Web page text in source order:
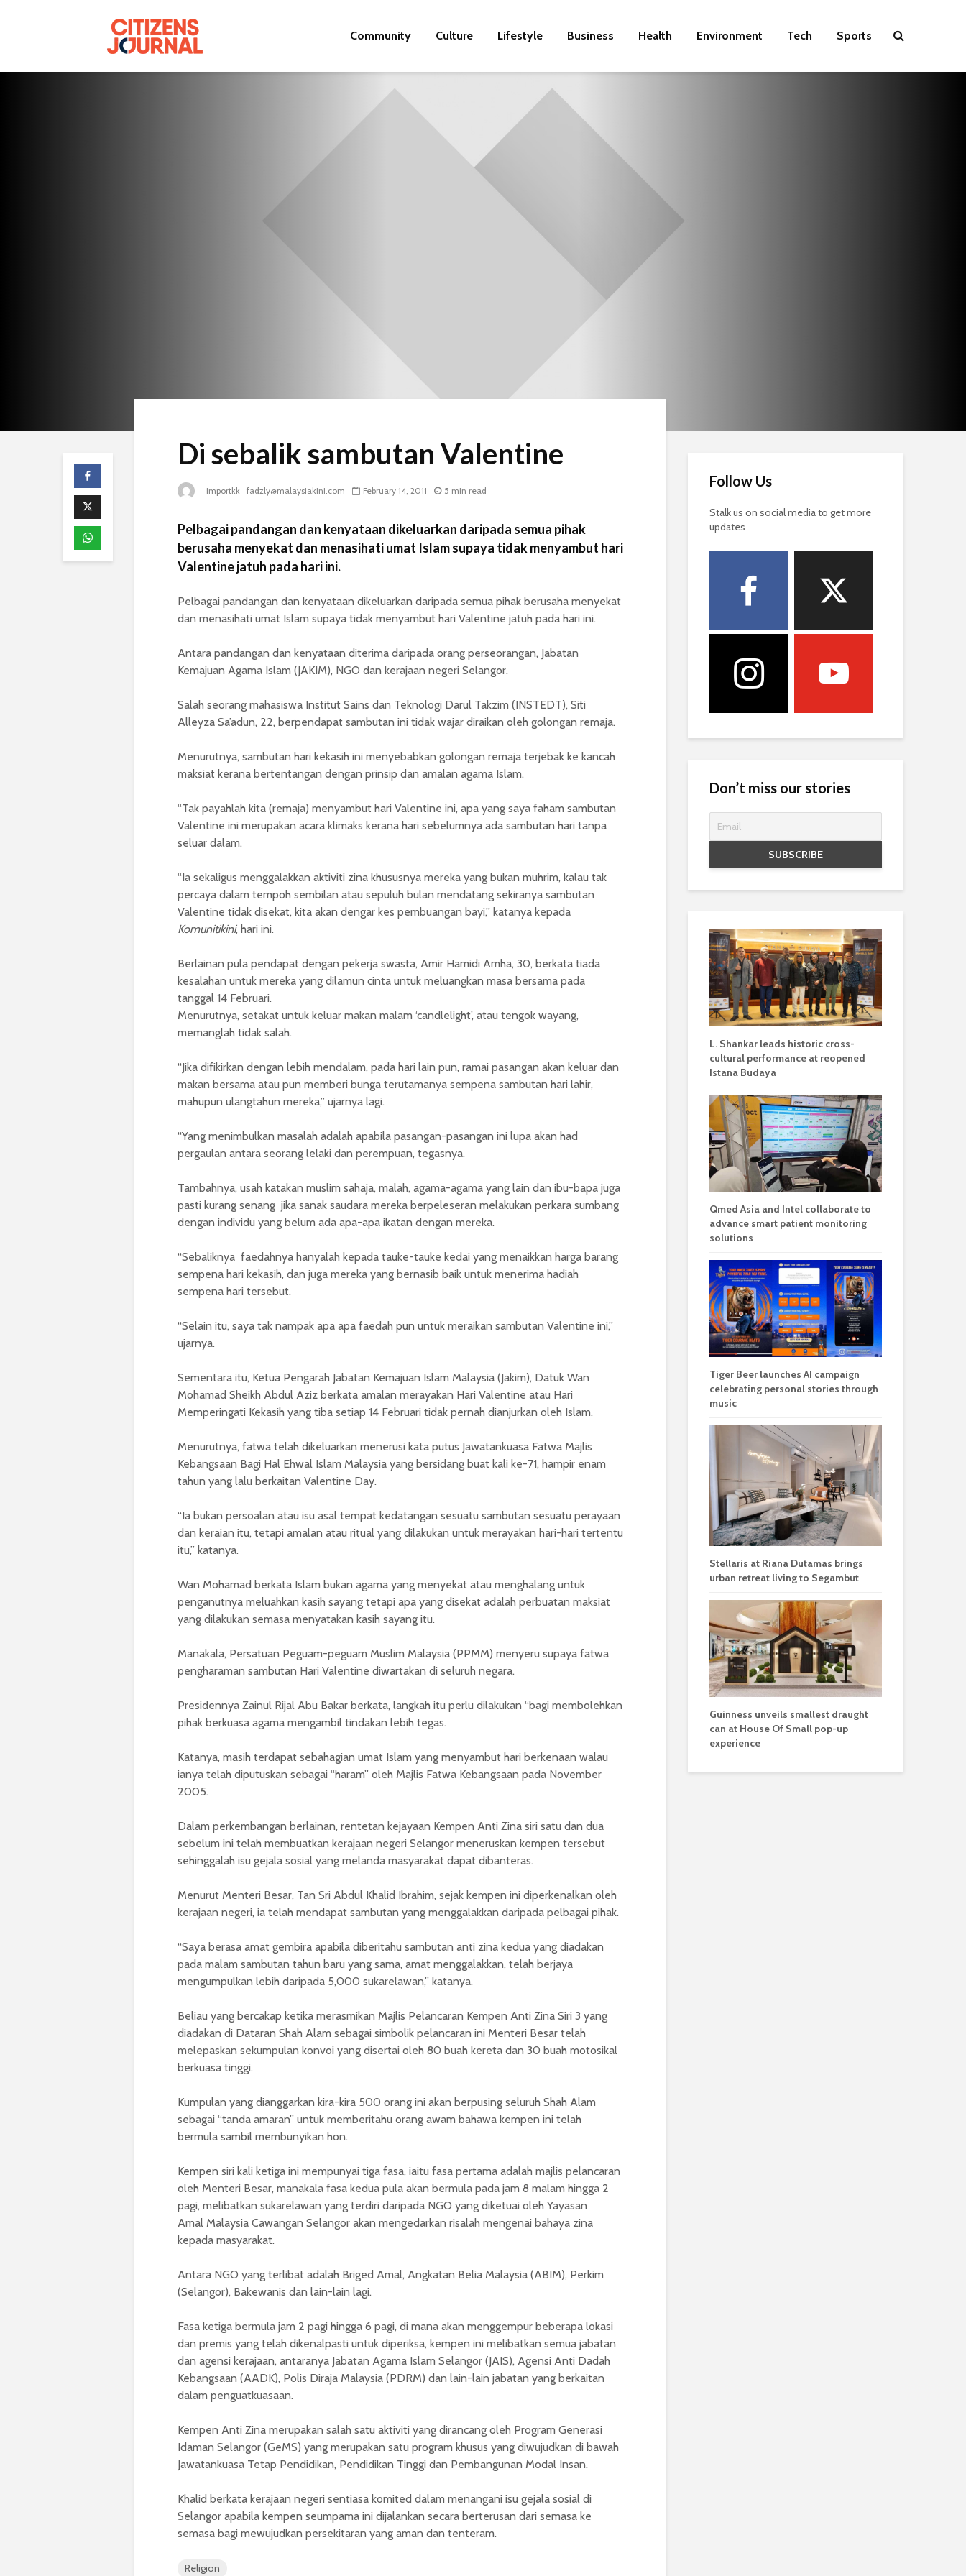
Community Culture Lifestyle Business Health Environment Tech Sports
Di sebalik sambutan Valentine
_importkk_fadzly@malaysiakini.com February 14, 2011 5 min read
Pelbagai pandangan dan kenyataan dikeluarkan daripada semua pihak
berusaha menyekat dan menasihati umat Islam supaya tidak menyambut hari
Valentine jatuh pada hari ini.
Pelbagai pandangan dan kenyataan dikeluarkan daripada semua pihak berusaha menyekat
dan menasihati umat Islam supaya tidak menyambut hari Valentine jatuh pada hari ini.
Antara pandangan dan kenyataan diterima daripada orang perseorangan, Jabatan
Kemajuan Agama Islam (JAKIM), NGO dan kerajaan negeri Selangor.
Salah seorang mahasiswa Institut Sains dan Teknologi Darul Takzim (INSTEDT), Siti
Alleyza Sa’adun, 22, berpendapat sambutan ini tidak wajar diraikan oleh golongan remaja.
Menurutnya, sambutan hari kekasih ini menyebabkan golongan remaja terjebak ke kancah
maksiat kerana bertentangan dengan prinsip dan amalan agama Islam.
“Tak payahlah kita (remaja) menyambut hari Valentine ini, apa yang saya faham sambutan
Valentine ini merupakan acara klimaks kerana hari sebelumnya ada sambutan hari tanpa
seluar dalam.
“Ia sekaligus menggalakkan aktiviti zina khususnya mereka yang bukan muhrim, kalau tak
percaya dalam tempoh sembilan atau sepuluh bulan mendatang sekiranya sambutan
Valentine tidak disekat, kita akan dengar kes pembuangan bayi,” katanya kepada
Komunitikini, hari ini.
Berlainan pula pendapat dengan pekerja swasta, Amir Hamidi Amha, 30, berkata tiada
kesalahan untuk mereka yang dilamun cinta untuk meluangkan masa bersama pada
tanggal 14 Februari.
Menurutnya, setakat untuk keluar makan malam ‘candlelight’, atau tengok wayang,
memanglah tidak salah.
“Jika difikirkan dengan lebih mendalam, pada hari lain pun, ramai pasangan akan keluar dan
makan bersama atau pun memberi bunga terutamanya sempena sambutan hari lahir,
mahupun ulangtahun mereka,” ujarnya lagi.
“Yang menimbulkan masalah adalah apabila pasangan-pasangan ini lupa akan had
pergaulan antara seorang lelaki dan perempuan, tegasnya.
Tambahnya, usah katakan muslim sahaja, malah, agama-agama yang lain dan ibu-bapa juga
pasti kurang senang jika sanak saudara mereka berpeleseran melakukan perkara sumbang
dengan individu yang belum ada apa-apa ikatan dengan mereka.
“Sebaliknya faedahnya hanyalah kepada tauke-tauke kedai yang menaikkan harga barang
sempena hari kekasih, dan juga mereka yang bernasib baik untuk menerima hadiah
sempena hari tersebut.
“Selain itu, saya tak nampak apa apa faedah pun untuk meraikan sambutan Valentine ini,”
ujarnya.
Sementara itu, Ketua Pengarah Jabatan Kemajuan Islam Malaysia (Jakim), Datuk Wan
Mohamad Sheikh Abdul Aziz berkata amalan merayakan Hari Valentine atau Hari
Memperingati Kekasih yang tiba setiap 14 Februari tidak pernah dianjurkan oleh Islam.
Menurutnya, fatwa telah dikeluarkan menerusi kata putus Jawatankuasa Fatwa Majlis
Kebangsaan Bagi Hal Ehwal Islam Malaysia yang bersidang buat kali ke-71, hampir enam
tahun yang lalu berkaitan Valentine Day.
“Ia bukan persoalan atau isu asal tempat kedatangan sesuatu sambutan sesuatu perayaan
dan keraian itu, tetapi amalan atau ritual yang dilakukan untuk merayakan hari-hari tertentu
itu,” katanya.
Wan Mohamad berkata Islam bukan agama yang menyekat atau menghalang untuk
penganutnya meluahkan kasih sayang tetapi apa yang disekat adalah perbuatan maksiat
yang dilakukan semasa menyatakan kasih sayang itu.
Manakala, Persatuan Peguam-peguam Muslim Malaysia (PPMM) menyeru supaya fatwa
pengharaman sambutan Hari Valentine diwartakan di seluruh negara.
Presidennya Zainul Rijal Abu Bakar berkata, langkah itu perlu dilakukan “bagi membolehkan
pihak berkuasa agama mengambil tindakan lebih tegas.
Katanya, masih terdapat sebahagian umat Islam yang menyambut hari berkenaan walau
ianya telah diputuskan sebagai “haram” oleh Majlis Fatwa Kebangsaan pada November
2005.
Dalam perkembangan berlainan, rentetan kejayaan Kempen Anti Zina siri satu dan dua
sebelum ini telah membuatkan kerajaan negeri Selangor meneruskan kempen tersebut
sehinggalah isu gejala sosial yang melanda masyarakat dapat dibanteras.
Menurut Menteri Besar, Tan Sri Abdul Khalid Ibrahim, sejak kempen ini diperkenalkan oleh
kerajaan negeri, ia telah mendapat sambutan yang menggalakkan daripada pelbagai pihak.
“Saya berasa amat gembira apabila diberitahu sambutan anti zina kedua yang diadakan
pada malam sambutan tahun baru yang sama, amat menggalakkan, telah berjaya
mengumpulkan lebih daripada 5,000 sukarelawan,” katanya.
Beliau yang bercakap ketika merasmikan Majlis Pelancaran Kempen Anti Zina Siri 3 yang
diadakan di Dataran Shah Alam sebagai simbolik pelancaran ini Menteri Besar telah
melepaskan sekumpulan konvoi yang disertai oleh 80 buah kereta dan 30 buah motosikal
berkuasa tinggi.
Kumpulan yang dianggarkan kira-kira 500 orang ini akan berpusing seluruh Shah Alam
sebagai “tanda amaran” untuk memberitahu orang awam bahawa kempen ini telah
bermula sambil membunyikan hon.
Kempen siri kali ketiga ini mempunyai tiga fasa, iaitu fasa pertama adalah majlis pelancaran
oleh Menteri Besar, manakala fasa kedua pula akan bermula pada jam 8 malam hingga 2
pagi, melibatkan sukarelawan yang terdiri daripada NGO yang diketuai oleh Yayasan
Amal Malaysia Cawangan Selangor akan mengedarkan risalah mengenai bahaya zina
kepada masyarakat.
Antara NGO yang terlibat adalah Briged Amal, Angkatan Belia Malaysia (ABIM), Perkim
(Selangor), Bakewanis dan lain-lain lagi.
Fasa ketiga bermula jam 2 pagi hingga 6 pagi, di mana akan menggempur beberapa lokasi
dan premis yang telah dikenalpasti untuk diperiksa, kempen ini melibatkan semua jabatan
dan agensi kerajaan, antaranya Jabatan Agama Islam Selangor (JAIS), Agensi Anti Dadah
Kebangsaan (AADK), Polis Diraja Malaysia (PDRM) dan lain-lain jabatan yang berkaitan
dalam penguatkuasaan.
Kempen Anti Zina merupakan salah satu aktiviti yang dirancang oleh Program Generasi
Idaman Selangor (GeMS) yang merupakan satu program khusus yang diwujudkan di bawah
Jawatankuasa Tetap Pendidikan, Pendidikan Tinggi dan Pembangunan Modal Insan.
Khalid berkata kerajaan negeri sentiasa komited dalam menangani isu gejala sosial di
Selangor apabila kempen seumpama ini dijalankan secara berterusan dari semasa ke
semasa bagi mewujudkan persekitaran yang aman dan tenteram.
Religion
Follow Us
Stalk us on social media to get more
updates
Don’t miss our stories
L. Shankar leads historic cross-
cultural performance at reopened
Istana Budaya
Qmed Asia and Intel collaborate to
advance smart patient monitoring
solutions
Tiger Beer launches AI campaign
celebrating personal stories through
music
Stellaris at Riana Dutamas brings
urban retreat living to Segambut
Guinness unveils smallest draught
can at House Of Small pop-up
experience